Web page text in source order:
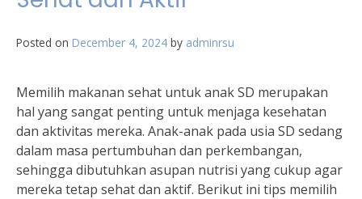
Posted on December 4, 2024 by adminrsu
Memilih makanan sehat untuk anak SD merupakan
hal yang sangat penting untuk menjaga kesehatan
dan aktivitas mereka. Anak-anak pada usia SD sedang
dalam masa pertumbuhan dan perkembangan,
sehingga dibutuhkan asupan nutrisi yang cukup agar
mereka tetap sehat dan aktif. Berikut ini tips memilih